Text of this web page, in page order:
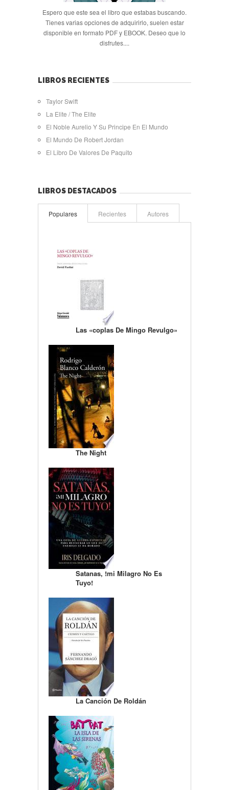
Espero que este sea el libro que estabas buscando.
Tienes varias opciones de adquirirlo, suelen estar
disponible en formato PDF y EBOOK. Deseo que lo
disfrutes....
LIBROS RECIENTES
Taylor Swift
La Elite / The Elite
El Noble Aurelio Y Su Principe En El Mundo
El Mundo De Robert Jordan
El Libro De Valores De Paquito
LIBROS DESTACADOS
Populares Recientes Autores
Las «coplas De Mingo Revulgo»
The Night
Satanas, !mi Milagro No Es
Tuyo!
La Canción De Roldán